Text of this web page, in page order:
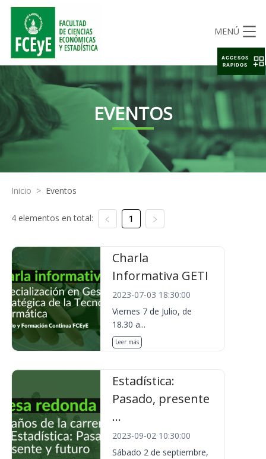
MENÚ
EVENTOS
Inicio > Eventos
4 elementos en total: 1
Charla
Informativa GETI
2023-07-03 18:30:00
Viernes 7 de Julio, de
18.30 a...
Leer más
Estadística:
Pasado, presente
...
2023-09-02 10:30:00
Sábado 2 de septiembre,
ACCESOS
RAPIDOS